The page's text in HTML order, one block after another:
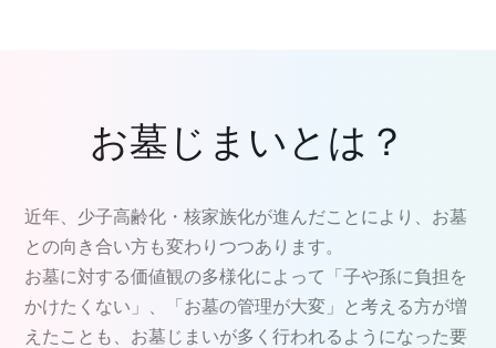
お墓じまいとは？
近年、少子高齢化・核家族化が進んだことにより、お墓
との向き合い方も変わりつつあります。
お墓に対する価値観の多様化によって「子や孫に負担を
かけたくない」、「お墓の管理が大変」と考える方が増
えたことも、お墓じまいが多く行われるようになった要